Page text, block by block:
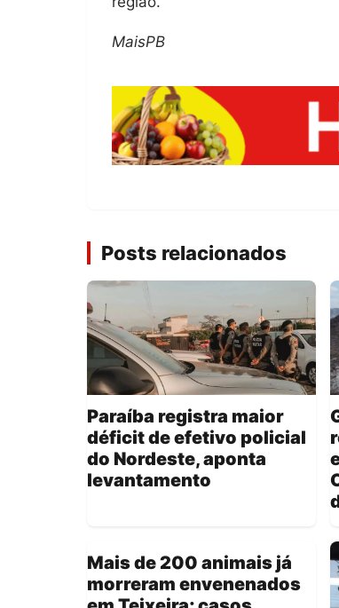
MaisPB
Posts relacionados
Paraíba registra maior
déficit de efetivo policial
do Nordeste, aponta
levantamento
Mais de 200 animais já
morreram envenenados